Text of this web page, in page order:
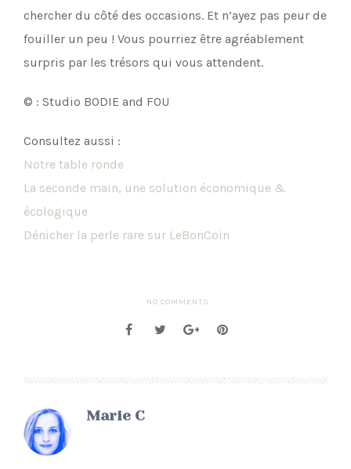
chercher du côté des occasions. Et n’ayez pas peur de
fouiller un peu ! Vous pourriez être agréablement
surpris par les trésors qui vous attendent.
© : Studio BODIE and FOU
Consultez aussi :
Notre table ronde
La seconde main, une solution économique &
écologique
Dénicher la perle rare sur LeBonCoin
NO COMMENTS
Marie C